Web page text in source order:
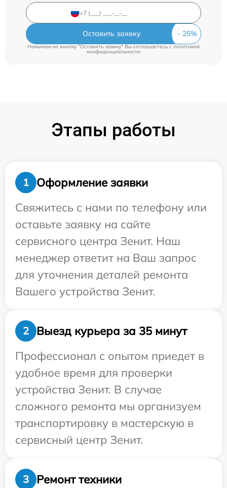
Оставить заявку
Нажимая на кнопку "Оставить заявку" Вы соглашаетесь cполитикой
конфиденциальности
Этапы работы
1
Оформление заявки
Свяжитесь с нами по телефону или
оставьте заявку на сайте
сервисного центра Зенит. Наш
менеджер ответит на Ваш запрос
для уточнения деталей ремонта
Вашего устройства Зенит.
2
Выезд курьера за 35 минут
Профессионал с опытом приедет в
удобное время для проверки
устройства Зенит. В случае
сложного ремонта мы организуем
транспортировку в мастерскую в
сервисный центр Зенит.
3 Ремонт техники